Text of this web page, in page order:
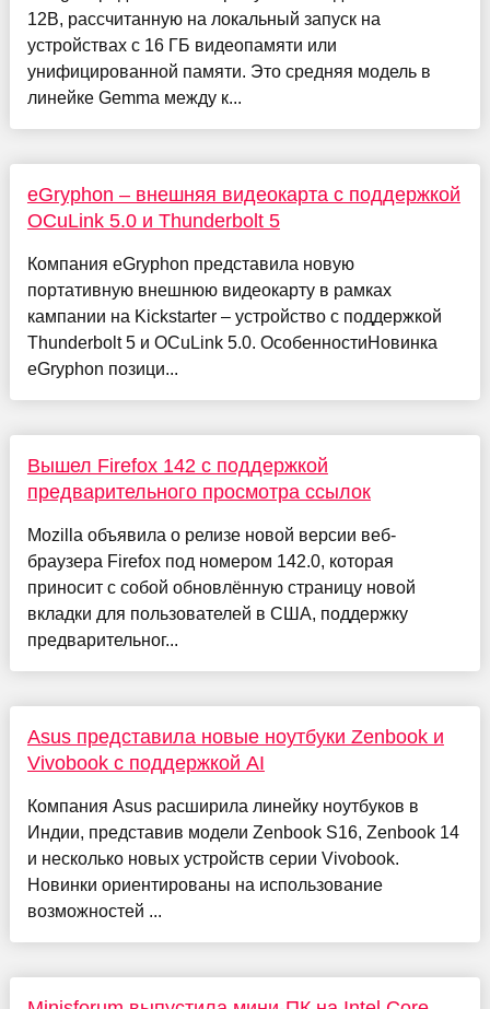
12B, рассчитанную на локальный запуск на
устройствах с 16 ГБ видеопамяти или
унифицированной памяти. Это средняя модель в
линейке Gemma между к...
eGryphon – внешняя видеокарта с поддержкой
OCuLink 5.0 и Thunderbolt 5
Компания eGryphon представила новую
портативную внешнюю видеокарту в рамках
кампании на Kickstarter – устройство с поддержкой
Thunderbolt 5 и OCuLink 5.0. ОсобенностиНовинка
eGryphon позици...
Вышел Firefox 142 с поддержкой
предварительного просмотра ссылок
Mozilla объявила о релизе новой версии веб-
браузера Firefox под номером 142.0, которая
приносит с собой обновлённую страницу новой
вкладки для пользователей в США, поддержку
предварительног...
Asus представила новые ноутбуки Zenbook и
Vivobook с поддержкой AI
Компания Asus расширила линейку ноутбуков в
Индии, представив модели Zenbook S16, Zenbook 14
и несколько новых устройств серии Vivobook.
Новинки ориентированы на использование
возможностей ...